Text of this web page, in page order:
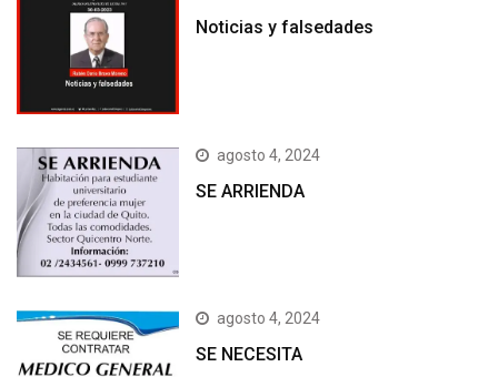
Noticias y falsedades
agosto 4, 2024
SE ARRIENDA
agosto 4, 2024
SE NECESITA